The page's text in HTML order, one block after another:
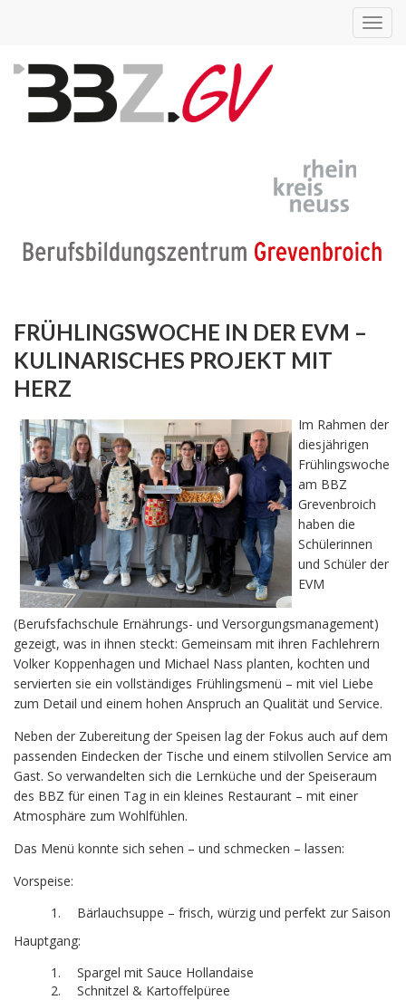
FRÜHLINGSWOCHE IN DER EVM –
KULINARISCHES PROJEKT MIT
HERZ
Im Rahmen der
diesjährigen
Frühlingswoche
am BBZ
Grevenbroich
haben die
Schülerinnen
und Schüler der
EVM
(Berufsfachschule Ernährungs- und Versorgungsmanagement)
gezeigt, was in ihnen steckt: Gemeinsam mit ihren Fachlehrern
Volker Koppenhagen und Michael Nass planten, kochten und
servierten sie ein vollständiges Frühlingsmenü – mit viel Liebe
zum Detail und einem hohen Anspruch an Qualität und Service.
Neben der Zubereitung der Speisen lag der Fokus auch auf dem
passenden Eindecken der Tische und einem stilvollen Service am
Gast. So verwandelten sich die Lernküche und der Speiseraum
des BBZ für einen Tag in ein kleines Restaurant – mit einer
Atmosphäre zum Wohlfühlen.
Das Menü konnte sich sehen – und schmecken – lassen:
Vorspeise:
Bärlauchsuppe – frisch, würzig und perfekt zur Saison
Hauptgang:
Spargel mit Sauce Hollandaise
Schnitzel & Kartoffelpüree